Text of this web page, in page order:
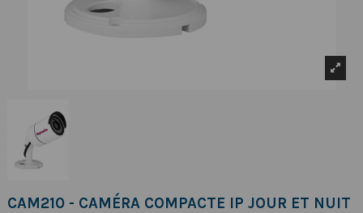
CAM210 - CAMÉRA COMPACTE IP JOUR ET NUIT